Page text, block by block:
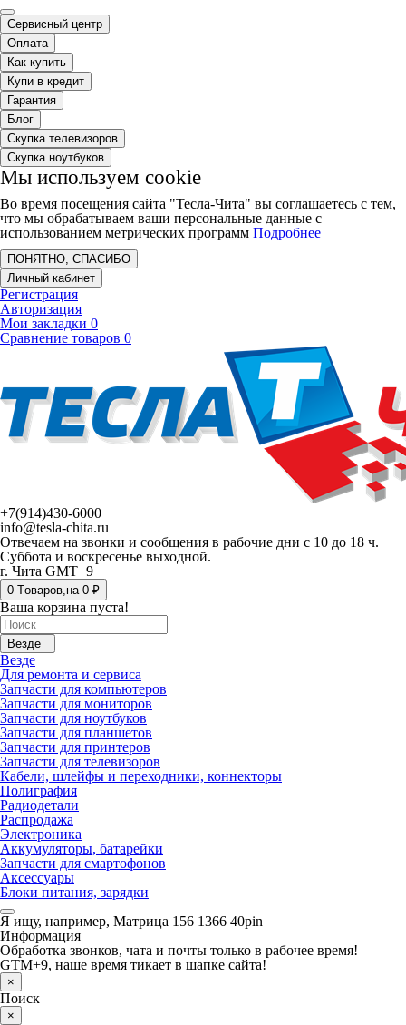
Сервисный центр
Оплата
Как купить
Купи в кредит
Гарантия
Блог
Скупка телевизоров
Скупка ноутбуков
Мы используем cookie
Во время посещения сайта "Тесла-Чита" вы соглашаетесь с тем,
что мы обрабатываем ваши персональные данные с
использованием метрических программ Подробнее
ПОНЯТНО, СПАСИБО
Личный кабинет
Регистрация
Авторизация
Мои закладки 0
Сравнение товаров 0
+7(914)430-6000
info@tesla-chita.ru
Отвечаем на звонки и сообщения в рабочие дни с 10 до 18 ч.
Суббота и воскресенье выходной.
г. Чита GMT+9
0 Tоваров,на 0 ₽
Ваша корзина пуста!
Везде
Везде
Для ремонта и сервиса
Запчасти для компьютеров
Запчасти для мониторов
Запчасти для ноутбуков
Запчасти для планшетов
Запчасти для принтеров
Запчасти для телевизоров
Кабели, шлейфы и переходники, коннекторы
Полиграфия
Радиодетали
Распродажа
Электроника
Аккумуляторы, батарейки
Запчасти для смартофонов
Аксессуары
Блоки питания, зарядки
Я ищу, например, Матрица 156 1366 40pin
Информация
Обработка звонков, чата и почты только в рабочее время!
GTM+9, наше время тикает в шапке сайта!
×
Поиск
×